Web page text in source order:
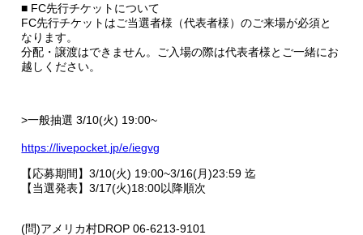
■ FC先行チケットについて
FC先行チケットはご当選者様（代表者様）のご来場が必須と
なります。
分配・譲渡はできません。ご入場の際は代表者様とご一緒にお
越しください。
>一般抽選 3/10(火) 19:00~
https://livepocket.jp/e/iegvg
【応募期間】3/10(火) 19:00~3/16(月)23:59 迄
【当選発表】3/17(火)18:00以降順次
(問)アメリカ村DROP 06-6213-9101